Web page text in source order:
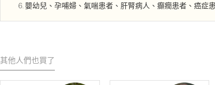
嬰幼兒、孕哺婦、氣喘患者、肝腎病人、癲癇患者、癌症
其他人們也買了